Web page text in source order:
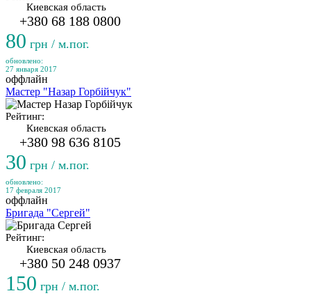
Киевская область
+380 68 188 0800
80 грн / м.пог.
обновлено:
27 января 2017
оффлайн
Мастер "Назар Горбійчук"
Рейтинг:
Киевская область
+380 98 636 8105
30 грн / м.пог.
обновлено:
17 февраля 2017
оффлайн
Бригада "Сергей"
Рейтинг:
Киевская область
+380 50 248 0937
150 грн / м.пог.